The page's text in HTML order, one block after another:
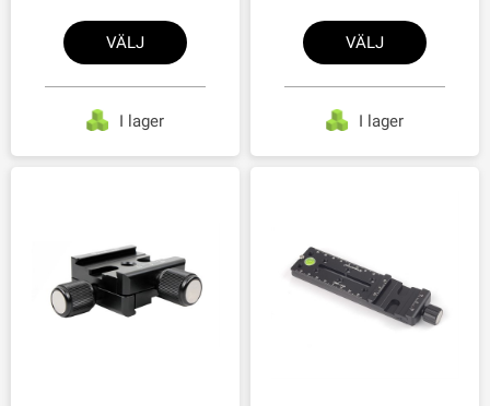
VÄLJ
I lager
VÄLJ
I lager